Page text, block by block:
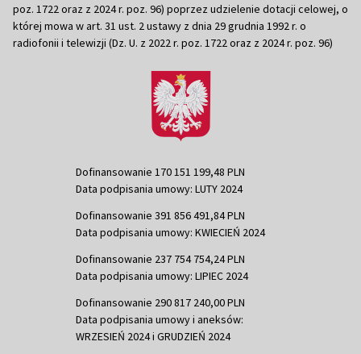
poz. 1722 oraz z 2024 r. poz. 96) poprzez udzielenie dotacji celowej, o
której mowa w art. 31 ust. 2 ustawy z dnia 29 grudnia 1992 r. o
radiofonii i telewizji (Dz. U. z 2022 r. poz. 1722 oraz z 2024 r. poz. 96)
Dofinansowanie 170 151 199,48 PLN
Data podpisania umowy: LUTY 2024
Dofinansowanie 391 856 491,84 PLN
Data podpisania umowy: KWIECIEŃ 2024
Dofinansowanie 237 754 754,24 PLN
Data podpisania umowy: LIPIEC 2024
Dofinansowanie 290 817 240,00 PLN
Data podpisania umowy i aneksów:
WRZESIEŃ 2024 i GRUDZIEŃ 2024